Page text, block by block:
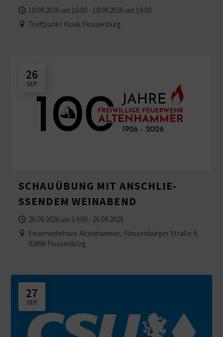
SCHWANITZHOF
19.09.2026 um 16:00 - 19.09.2026 um 19:00
Treffpunkt Kiosk Flossenbürg
26
SEP.
SCHAU­ÜBUNG MIT ANSCHLIE­
SSENDEM WEINABEND
26.09.2026 um 14:00 - 26.09.2026
Feuerwehrhaus Altenhammer, Flossenbürger Straße 9,
92696 Flossenbürg
27
SEP.